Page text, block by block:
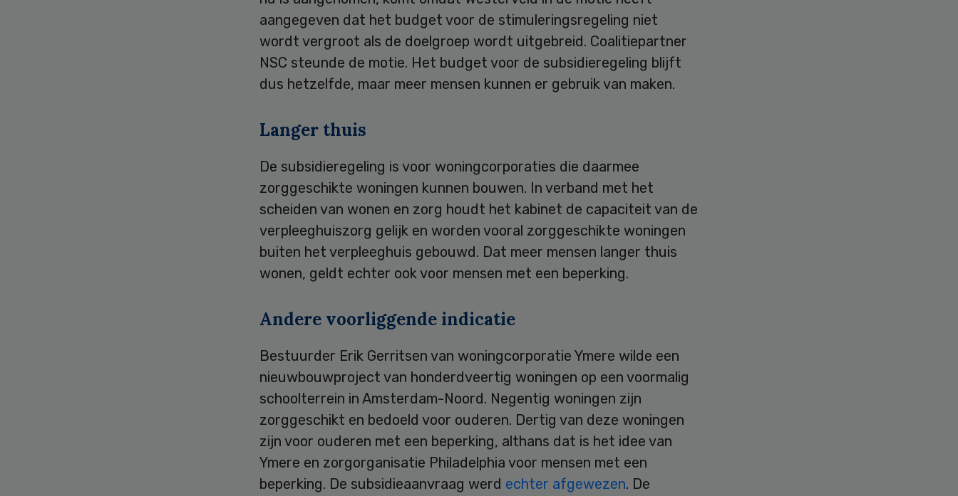
aangegeven dat het budget voor de stimuleringsregeling niet
wordt vergroot als de doelgroep wordt uitgebreid. Coalitiepartner
NSC steunde de motie. Het budget voor de subsidieregeling blijft
dus hetzelfde, maar meer mensen kunnen er gebruik van maken.
Langer thuis
De subsidieregeling is voor woningcorporaties die daarmee
zorggeschikte woningen kunnen bouwen. In verband met het
scheiden van wonen en zorg houdt het kabinet de capaciteit van de
verpleeghuiszorg gelijk en worden vooral zorggeschikte woningen
buiten het verpleeghuis gebouwd. Dat meer mensen langer thuis
wonen, geldt echter ook voor mensen met een beperking.
Andere voorliggende indicatie
Bestuurder Erik Gerritsen van woningcorporatie Ymere wilde een
nieuwbouwproject van honderdveertig woningen op een voormalig
schoolterrein in Amsterdam-Noord. Negentig woningen zijn
zorggeschikt en bedoeld voor ouderen. Dertig van deze woningen
zijn voor ouderen met een beperking, althans dat is het idee van
Ymere en zorgorganisatie Philadelphia voor mensen met een
beperking. De subsidieaanvraag werd echter afgewezen. De